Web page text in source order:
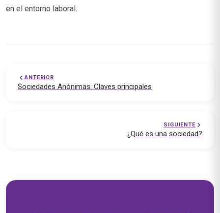
en el entorno laboral.
ANTERIOR
Sociedades Anónimas: Claves principales
SIGUIENTE
¿Qué es una sociedad?